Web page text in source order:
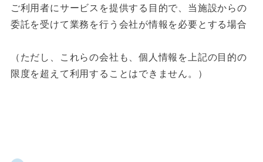
ご利用者にサービスを提供する目的で、当施設からの
委託を受けて業務を行う会社が情報を必要とする場合
（ただし、これらの会社も、個人情報を上記の目的の
限度を超えて利用することはできません。）